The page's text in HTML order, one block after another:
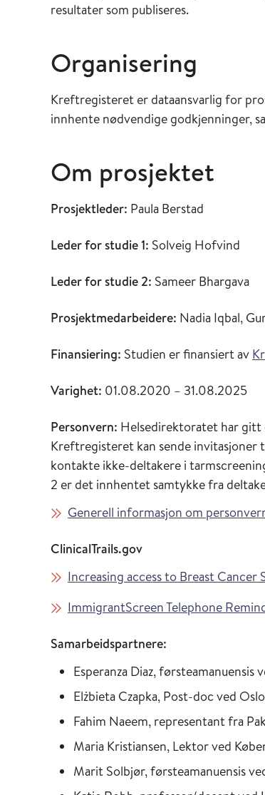
resultater som publiseres.
Organisering
Kreftregisteret er dataansvarlig for
innhente nødvendige godkjenninger,
Om prosjektet
Prosjektleder: Paula Berstad
Leder for studie 1: Solveig Hofvind
Leder for studie 2: Sameer Bhargava
Prosjektmedarbeidere: Nadia Iqbal,
Finansiering: Studien er finansiert av
Varighet: 01.08.2020 – 31.08.2025
Personvern: Helsedirektoratet har gitt
Kreftregisteret kan sende
kontakte ikke-deltakere i
2 er det innhentet samtykke fra
Generell informasjon om
ClinicalTrails.gov
Increasing access to Breast
ImmigrantScreen Telephone
Samarbeidspartnere:
Esperanza Diaz,
Elżbieta Czapka, Post-doc ved
Fahim Naeem, representant fra
Maria Kristiansen, Lektor ved
Marit Solbjør, førsteamanuensis